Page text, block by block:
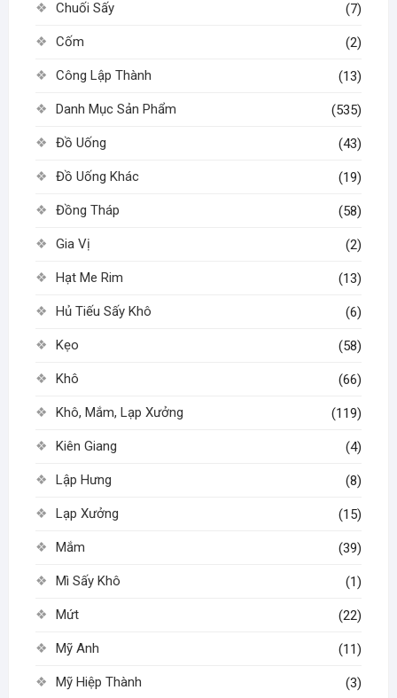
Chuối Sấy (7)
Cốm (2)
Công Lập Thành (13)
Danh Mục Sản Phẩm (535)
Đồ Uống (43)
Đồ Uống Khác (19)
Đồng Tháp (58)
Gia Vị (2)
Hạt Me Rim (13)
Hủ Tiếu Sấy Khô (6)
Kẹo (58)
Khô (66)
Khô, Mắm, Lạp Xưởng (119)
Kiên Giang (4)
Lập Hưng (8)
Lạp Xưởng (15)
Mắm (39)
Mì Sấy Khô (1)
Mứt (22)
Mỹ Anh (11)
Mỹ Hiệp Thành (3)